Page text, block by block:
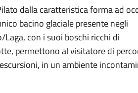
dalla caratteristica forma ad
bacino glaciale presente negli
Laga, con i suoi boschi ricchi di
permettono al visitatore di
in un ambiente